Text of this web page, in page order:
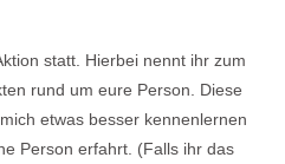
statt. Hierbei nennt ihr zum
rund um eure Person. Diese
etwas besser kennenlernen
Person erfahrt. (Falls ihr das